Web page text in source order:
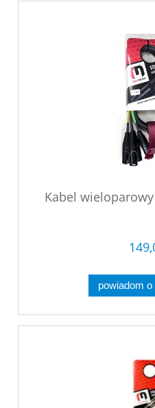
Kabel
powiadom